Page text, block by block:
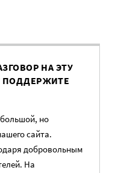
НА ЭТУ
ПОДДЕРЖИТЕ
но
сайта.
добровольным
На